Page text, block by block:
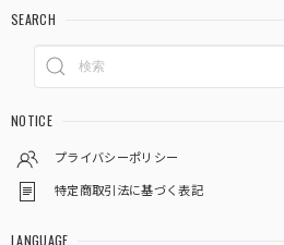
SEARCH
NOTICE
プライバシーポリシー
特定商取引法に基づく表記
LANGUAGE